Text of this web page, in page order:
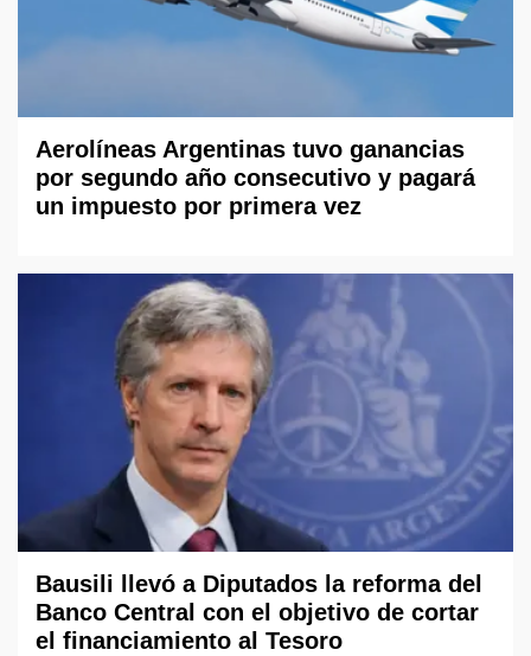
Aerolíneas Argentinas tuvo ganancias
por segundo año consecutivo y pagará
un impuesto por primera vez
Bausili llevó a Diputados la reforma del
Banco Central con el objetivo de cortar
el financiamiento al Tesoro